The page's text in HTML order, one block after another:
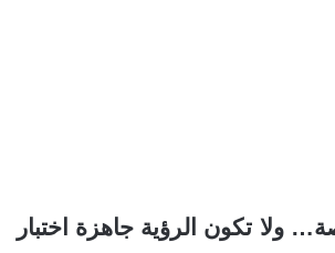
ولا تكون الرؤية جاهزة اختبار